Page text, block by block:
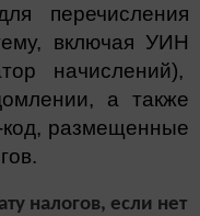
перечисления
включая УИН
начислений),
а также
размещенные
налогов, если нет